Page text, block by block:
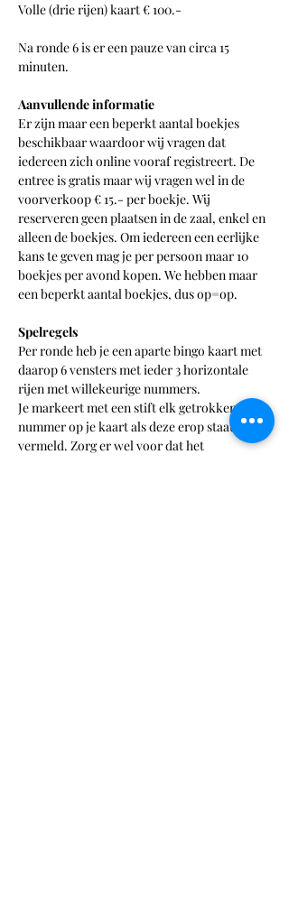
Volle (drie rijen) kaart € 100.-
Na ronde 6 is er een pauze van circa 15
minuten.
Aanvullende informatie
Er zijn maar een beperkt aantal boekjes
beschikbaar waardoor wij vragen dat
iedereen zich online vooraf registreert. De
entree is gratis maar wij vragen wel in de
voorverkoop € 15.- per boekje. Wij
reserveren geen plaatsen in de zaal, enkel en
alleen de boekjes. Om iedereen een eerlijke
kans te geven mag je per persoon maar 10
boekjes per avond kopen. We hebben maar
een beperkt aantal boekjes, dus op=op.
Spelregels
Per ronde heb je een aparte bingo kaart met
daarop 6 vensters met ieder 3 horizontale
rijen met willekeurige nummers.
Je markeert met een stift elk getrokken
nummer op je kaart als deze erop staat
vermeld. Zorg er wel voor dat het